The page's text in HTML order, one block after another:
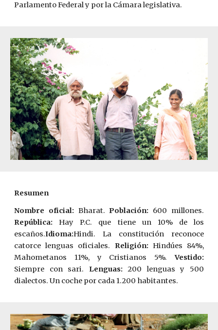
Parlamento Federal y por la Cámara legislativa.
Resumen
Nombre oficial: Bharat. Población: 600 millones.
República:Hay P.C. que tiene un 10% de los
escaños.Idioma:Hindi. La constitución reconoce
catorce lenguas oficiales. Religión: Hindúes 84%,
Mahometanos 11%, y Cristianos 5%.Vestido:
Siempre con sari. Lenguas:200 lenguas y 500
dialectos. Un coche por cada 1.200 habitantes.